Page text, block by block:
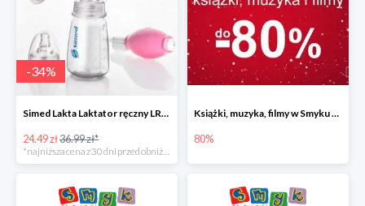
-34%
Simed Lakta Laktator ręczny LR-8 -34%
24.49 zł36.99 zł*
*najniższa cena z 30 dni przed obniżką
Książki, muzyka, filmy w Smyku do -80%
80%